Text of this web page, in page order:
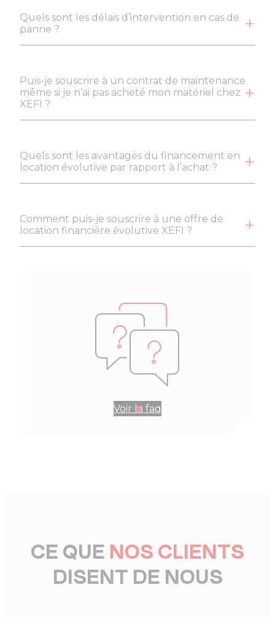
Quels sont les délais d’intervention en cas de
panne ?
Puis-je souscrire à un contrat de maintenance
même si je n’ai pas acheté mon matériel chez
XEFI ?
Quels sont les avantages du financement en
location évolutive par rapport à l’achat ?
Comment puis-je souscrire à une offre de
location financière évolutive XEFI ?
Voir la faq
CE QUENOS CLIENTS
DISENT DE NOUS